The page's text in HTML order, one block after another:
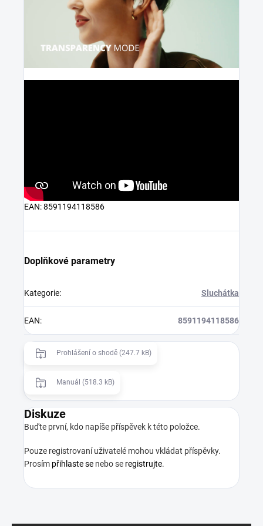
EAN: 8591194118586
Doplňkové parametry
Kategorie: Sluchátka
EAN: 8591194118586
Prohlášení o shodě (247.7 kB)
Manuál (518.3 kB)
Diskuze
Buďte první, kdo napíše příspěvek k této položce.
Pouze registrovaní uživatelé mohou vkládat příspěvky.
Prosím přihlaste se nebo se registrujte.